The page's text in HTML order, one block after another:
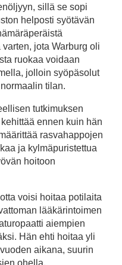
sillä se sopi
helposti syötävän
jota Warburg oli
ruokaa voidaan
jolloin syöpäsolut
tilan.
tutkimuksen
ennen kuin hän
rasvahappojen
ja kylmäpuristettua
hoitoon
voisi hoitaa potilaita
lääkärintoimen
aiempien
Hän ehti hoitaa yli
aikana, suurin